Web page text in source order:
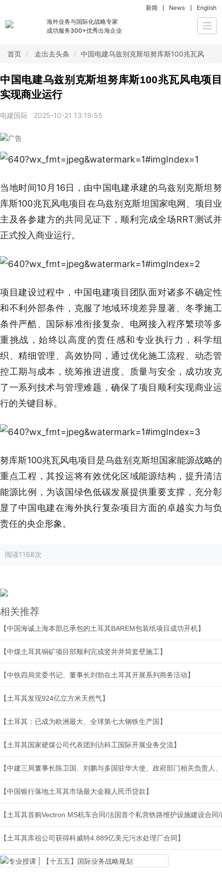
海外业务与国际化战略专家
成功服务300+优秀出海企业
新闻 News English
首页 走出去头条 中国电建乌兹别克斯坦努库斯100兆瓦风电项
中国电建乌兹别克斯坦努库斯100兆瓦风电项目
实现商业运行
电建国际 2025-10-21 13:19:55
当地时间10月16日，由中国电建承建的乌兹别克斯坦努
库斯100兆瓦风电项目在乌兹别克斯坦国家电网、项目业
主及各参建方的共同见证下，顺利完成全场RRT测试并
正式投入商业运行。
项目建设过程中，中国电建项目团队面对诸多不确定性
和不利外部条件，克服了地域环境差异显著、冬季施工
条件严酷、国际标准衔接复杂、电网接入程序繁琐等多
重挑战，始终以高度的责任感和专业执行力，科学组
织、精细管理、高效协同，通过优化施工流程、动态管
控工期与成本，统筹推进进度、质量与安全，成功攻克
了一系列技术与管理难题，确保了项目顺利实现商业运
行的关键目标。
努库斯100兆瓦风电项目是乌兹别克斯坦国家能源战略的
重点工程，其投运将有效优化区域能源结构，提升清洁
能源比例，为该国绿色低碳发展提供重要支撑，充分彰
显了中国电建在海外执行复杂项目方面的卓越实力与负
责任的央企形象。
阅读1168次
相关推荐
【中国海诚上海本部总承包的土耳其BAREM包装纸项目成功开机】
【中煤土耳其铜矿项目部顺利完成竖井井筒套壁施工】
【中铁四局党委书记、董事长刘勃在土耳其开展系列商务活动】
【土耳其发现924亿立方米天然气】
【土耳其：已成为欧洲最大、全球第七大钢铁生产国】
【土耳其国家硬煤公司代表团到访科工国际开展业务交流】
【中建三局董事长陈卫国、刘鹏与多国驻华大使、政府部门相关负责人
【中国银行落地土耳其市场最大金额人民币贷款】
【土耳其首购Vectron MS机车合同/法国首个私营铁路维护设施建设合
【土耳其库祖公司获得科威特4.889亿美元污水处理厂合同】